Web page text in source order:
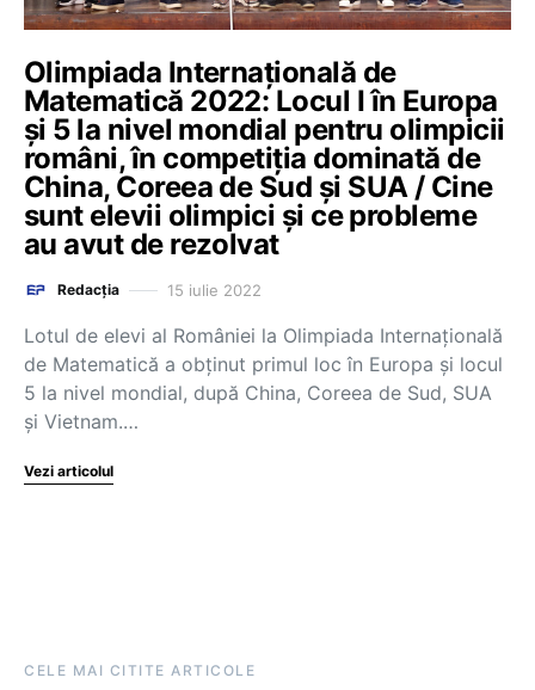
Olimpiada Internațională de
Matematică 2022: Locul I în Europa
și 5 la nivel mondial pentru olimpicii
români, în competiția dominată de
China, Coreea de Sud și SUA / Cine
sunt elevii olimpici și ce probleme
au avut de rezolvat
Redacția 15 iulie 2022
Lotul de elevi al României la Olimpiada Internațională
de Matematică a obținut primul loc în Europa și locul
5 la nivel mondial, după China, Coreea de Sud, SUA
și Vietnam.…
Vezi articolul
CELE MAI CITITE ARTICOLE